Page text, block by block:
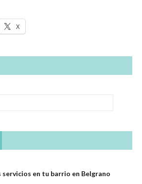
X
servicios en tu barrio en Belgrano